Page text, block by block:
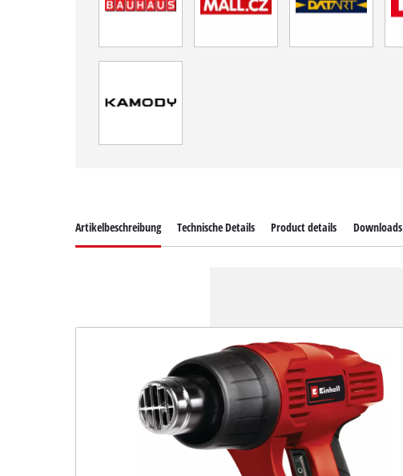
Artikelbeschreibung Technische Details Product details Downloads